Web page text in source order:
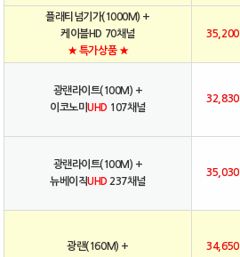
플래티넘기가(1000M) +
케이블HD 70채널
★ 특가상품 ★
35,200
광랜라이트(100M) +
이코노미UHD 107채널
32,830
광랜라이트(100M) +
뉴베이직UHD 237채널
35,030
광랜(160M) +
34,650